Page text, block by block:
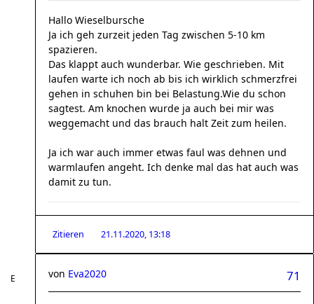
Hallo Wieselbursche
Ja ich geh zurzeit jeden Tag zwischen 5-10 km
spazieren.
Das klappt auch wunderbar. Wie geschrieben. Mit
laufen warte ich noch ab bis ich wirklich schmerzfrei
gehen in schuhen bin bei Belastung.Wie du schon
sagtest. Am knochen wurde ja auch bei mir was
weggemacht und das brauch halt Zeit zum heilen.
Ja ich war auch immer etwas faul was dehnen und
warmlaufen angeht. Ich denke mal das hat auch was
damit zu tun.
Zitieren 21.11.2020, 13:18
71
von Eva2020